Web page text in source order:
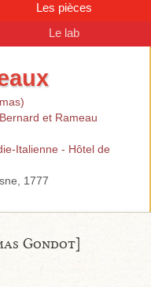
Les pièces
Le lab
et Rameau
Italienne - Hôtel de
1777
Gondot]